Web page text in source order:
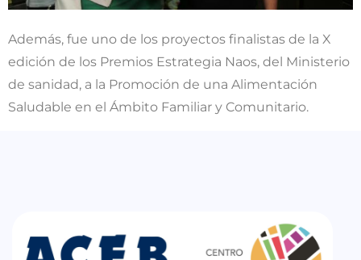
Además, fue uno de los proyectos finalistas de la X
edición de los Premios Estrategia Naos, del Ministerio
de sanidad, a la Promoción de una Alimentación
Saludable en el Ámbito Familiar y Comunitario.